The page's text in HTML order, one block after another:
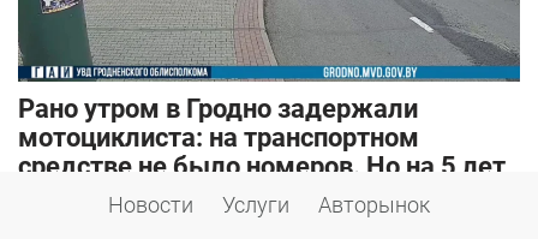
Рано утром в Гродно задержали
мотоциклиста: на транспортном
средстве не было номеров. Но на 5 лет
его лишат прав не за это
Новости Услуги Авторынок